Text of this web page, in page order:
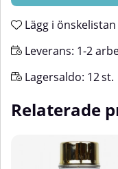
Lägg i önskelistan
Leverans: 1-2
Lagersaldo: 12st.
Relaterade